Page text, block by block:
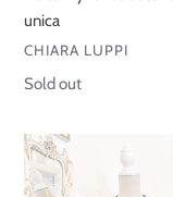
unica
VENDOR
CHIARA LUPPI
Regular
Sold out
Abito
Mykonos